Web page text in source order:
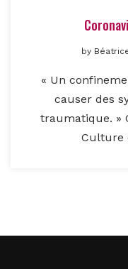
by
« Un
causer des
traumatique. »
Culture